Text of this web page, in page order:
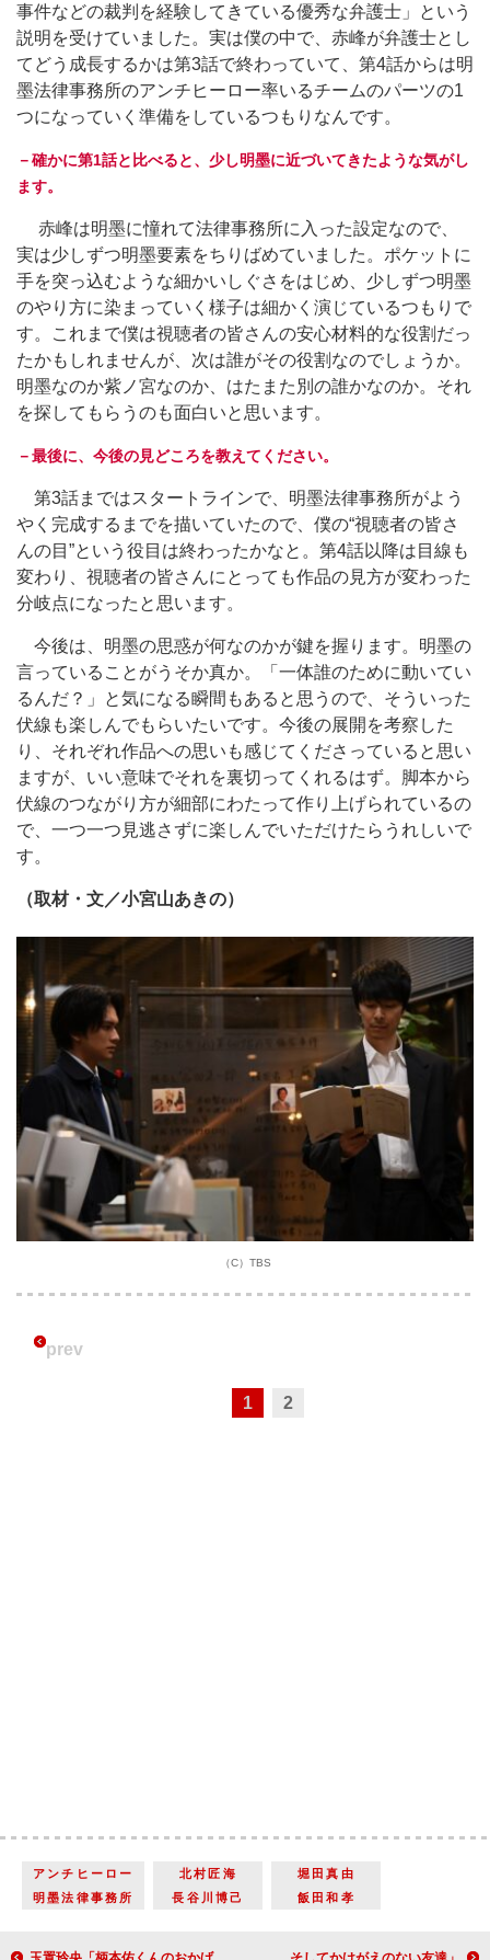
事件などの裁判を経験してきている優秀な弁護士」という
説明を受けていました。実は僕の中で、赤峰が弁護士とし
てどう成長するかは第3話で終わっていて、第4話からは明
墨法律事務所のアンチヒーロー率いるチームのパーツの1
つになっていく準備をしているつもりなんです。
－確かに第1話と比べると、少し明墨に近づいてきたような気がし
ます。
赤峰は明墨に憧れて法律事務所に入った設定なので、
実は少しずつ明墨要素をちりばめていました。ポケットに
手を突っ込むような細かいしぐさをはじめ、少しずつ明墨
のやり方に染まっていく様子は細かく演じているつもりで
す。これまで僕は視聴者の皆さんの安心材料的な役割だっ
たかもしれませんが、次は誰がその役割なのでしょうか。
明墨なのか紫ノ宮なのか、はたまた別の誰かなのか。それ
を探してもらうのも面白いと思います。
－最後に、今後の見どころを教えてください。
第3話まではスタートラインで、明墨法律事務所がよう
やく完成するまでを描いていたので、僕の“視聴者の皆さ
んの目”という役目は終わったかなと。第4話以降は目線も
変わり、視聴者の皆さんにとっても作品の見方が変わった
分岐点になったと思います。
今後は、明墨の思惑が何なのかが鍵を握ります。明墨の
言っていることがうそか真か。「一体誰のために動いてい
るんだ？」と気になる瞬間もあると思うので、そういった
伏線も楽しんでもらいたいです。今後の展開を考察した
り、それぞれ作品への思いも感じてくださっていると思い
ますが、いい意味でそれを裏切ってくれるはず。脚本から
伏線のつながり方が細部にわたって作り上げられているの
で、一つ一つ見逃さずに楽しんでいただけたらうれしいで
す。
（取材・文／小宮山あきの）
（C）TBS
prev
1 2
アンチヒーロー 北村匠海
堀田真由
明墨法律事務所
長谷川博己 飯田和孝